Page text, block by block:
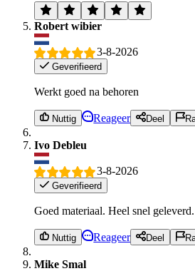
Robert wibier
3-8-2026
Geverifieerd
Werkt goed na behoren
Nuttig Reageer Deel
Ivo Debleu
3-8-2026
Geverifieerd
Goed materiaal. Heel snel geleverd.
Nuttig Reageer Deel
Mike Smal